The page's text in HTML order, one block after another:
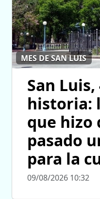
MES DE SAN LUIS
San
historia:
que hizo
pasado
para la
09/08/2026 10:32